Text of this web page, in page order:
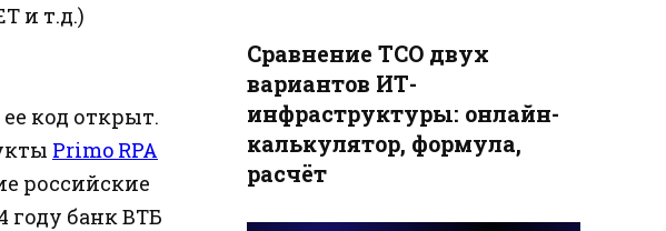
и т.д.)
код открыт.
Primo RPA
российские
банк ВТБ
Сравнение TCO двух
вариантов ИТ-
инфраструктуры: онлайн-
калькулятор, формула,
расчёт